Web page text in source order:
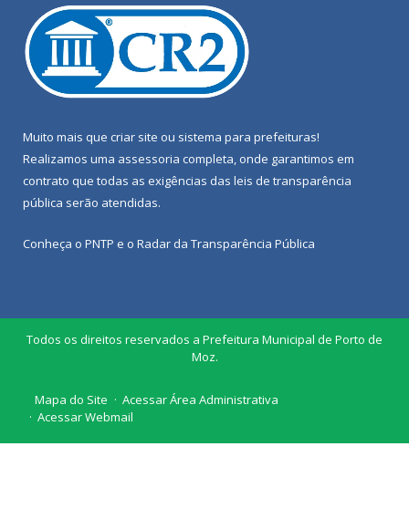
Muito mais que criar site ou sistema para prefeituras!
Realizamos uma assessoria completa, onde garantimos em
contrato que todas as exigências das leis de transparência
pública serão atendidas.
Conheça o PNTP e o Radar da Transparência Pública
Todos os direitos reservados a Prefeitura Municipal de Porto de
Moz.
Mapa do Site
Acessar Área Administrativa
Acessar Webmail